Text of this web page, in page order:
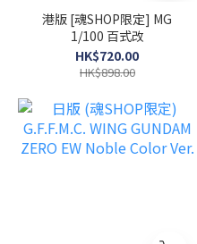
港版 [魂SHOP限定] MG
1/100 百式改
HK$720.00
HK$898.00